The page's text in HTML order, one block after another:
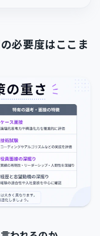
必要度はここま